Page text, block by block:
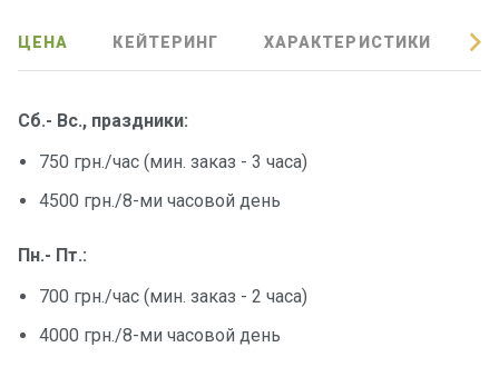
ЦЕНА КЕЙТЕРИНГ ХАРАКТЕРИСТИКИ
Сб.- Вс., праздники:
750 грн./час (мин. заказ - 3 часа)
4500 грн./8-ми часовой день
Пн.- Пт.:
700 грн./час (мин. заказ - 2 часа)
4000 грн./8-ми часовой день
ы